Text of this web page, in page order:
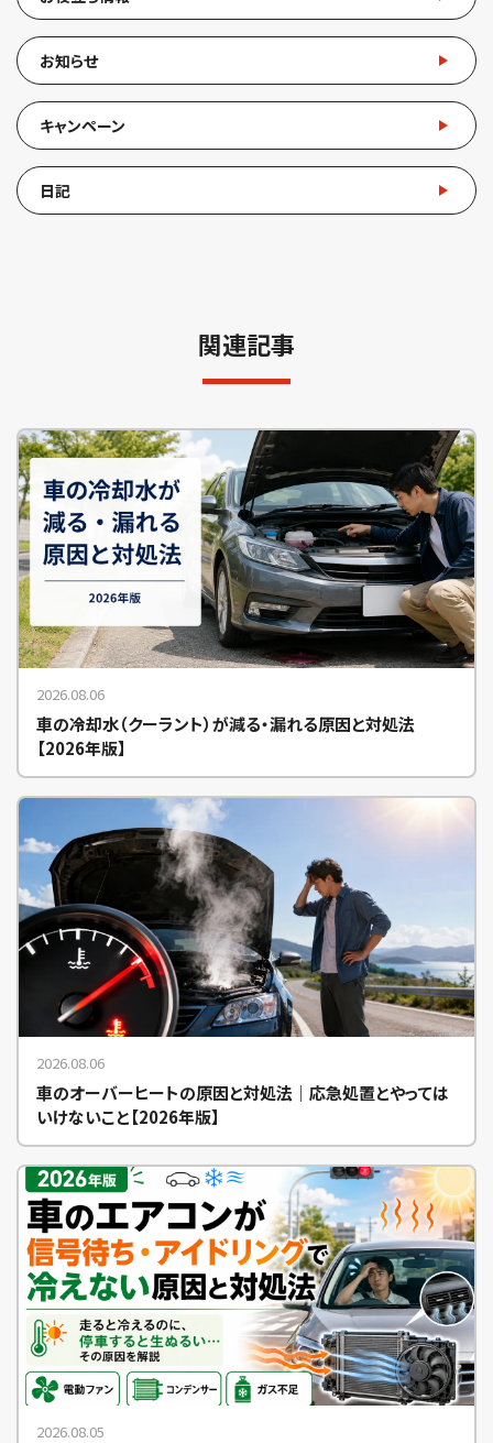
お知らせ
キャンペーン
日記
関連記事
2026.08.06
車の冷却水（クーラント）が減る・漏れる原因と対処法
【2026年版】
2026.08.06
車のオーバーヒートの原因と対処法｜応急処置とやっては
いけないこと【2026年版】
2026.08.05